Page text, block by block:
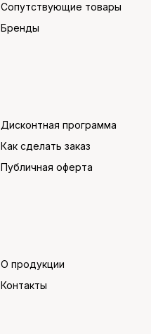
Сопутствующие товары
Бренды
Дисконтная программа
Как сделать заказ
Публичная оферта
О продукции
Контакты